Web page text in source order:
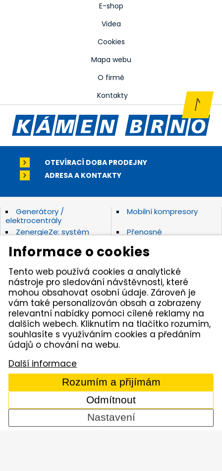
E-shop
Videa
Cookies
Mapa webu
O firmě
Kontakty
OTEVÍRACÍ DOBA PRODEJNY
ADRESA A KONTAKTY
Generátory /
elektrocentrály
Mobilní kompresory
ZenergieZe: systém
Přenosné
Pneumatické nářadí
Čerpadla
Elektrické nářadí Makita
Diamantové nástroje
Hydraulické nářadí
Motorová kladiva
Závěsná hydraulická
kladiva
Zahradní technika
Akumulátorové stroje
Značky
Kámen Brno, spol. s r.o. – spolehlivý partner pro
pracovních strojů i nářadí, a provozujeme půjčovnu
nářadí v Tišnově. Specializujeme se na prodej nářadí
značek Permon, Atlas Copco, Husqvarna, Makita, NTC,
a zahradní techniky Dolmar aj. Dodáváme kamenivo
z našich vlastních lomů.
© 2005 - 2026 Kámen Brno, spol. s r. o. - Všechna práva
vyhrazena
Informace o cookies
Tento web používá cookies a analytické
nástroje pro sledování návštěvnosti, které
mohou obsahovat osobní údaje. Zároveň je
vám také personalizován obsah a zobrazeny
relevantní nabídky pomoci cílené reklamy na
dalších webech. Kliknutím na tlačítko rozumím,
souhlasíte s využíváním cookies a předáním
údajů o chování na webu.
Další informace
Rozumím a přijímám
Odmítnout
Nastavení